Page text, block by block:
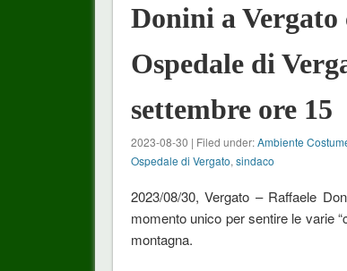
Donini a
Ospedale di
settembre ore 15
2023-08-30 | Filed under:Ambiente
Ospedale di Vergato, sindaco
2023/08/30, Vergato – Raffaele
momento unico per sentire le varie
montagna.